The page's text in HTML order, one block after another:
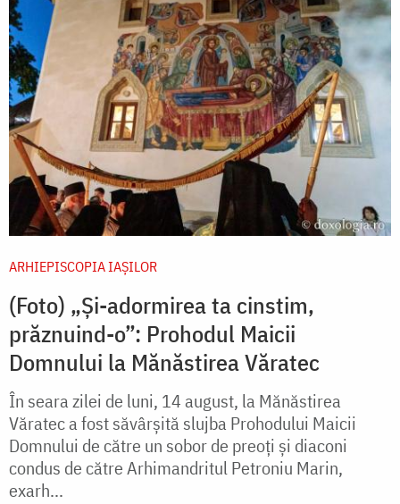
ARHIEPISCOPIA IAŞILOR
(Foto) „Şi-adormirea ta cinstim,
prăznuind-o”: Prohodul Maicii
Domnului la Mănăstirea Văratec
În seara zilei de luni, 14 august, la Mănăstirea
Văratec a fost săvârșită slujba Prohodului Maicii
Domnului de către un sobor de preoți și diaconi
condus de către Arhimandritul Petroniu Marin,
exarh...